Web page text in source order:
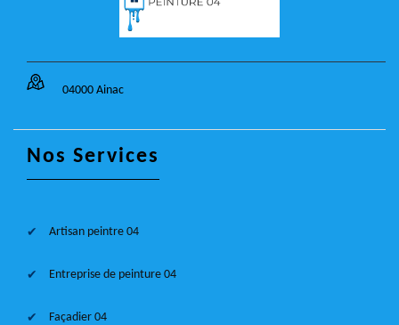
04000 Ainac
Nos Services
Artisan peintre 04
Entreprise de peinture 04
Façadier 04